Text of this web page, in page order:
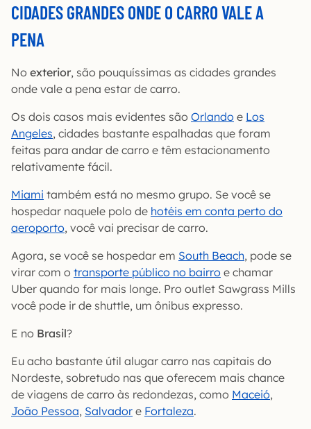
CIDADES GRANDES ONDE O CARRO VALE A
PENA
No exterior, são pouquíssimas as cidades grandes
onde vale a pena estar de carro.
Os dois casos mais evidentes são Orlando e Los
Angeles, cidades bastante espalhadas que foram
feitas para andar de carro e têm estacionamento
relativamente fácil.
Miami também está no mesmo grupo. Se você se
hospedar naquele polo de hotéis em conta perto do
aeroporto, você vai precisar de carro.
Agora, se você se hospedar em South Beach, pode se
virar com o transporte público no bairro e chamar
Uber quando for mais longe. Pro outlet Sawgrass Mills
você pode ir de shuttle, um ônibus expresso.
E no Brasil?
Eu acho bastante útil alugar carro nas capitais do
Nordeste, sobretudo nas que oferecem mais chance
de viagens de carro às redondezas, como Maceió,
João Pessoa, Salvador e Fortaleza.